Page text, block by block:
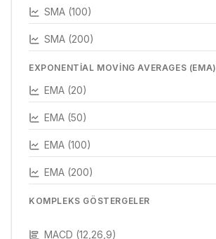
SMA (100)
SMA (200)
EXPONENTIAL MOVING AVERAGES (EMA)
EMA (20)
EMA (50)
EMA (100)
EMA (200)
KOMPLEKS GÖSTERGELER
MACD (12,26,9)